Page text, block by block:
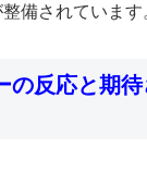
備されています
の反応と期